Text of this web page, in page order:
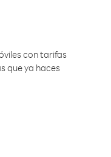
con tarifas
que ya haces